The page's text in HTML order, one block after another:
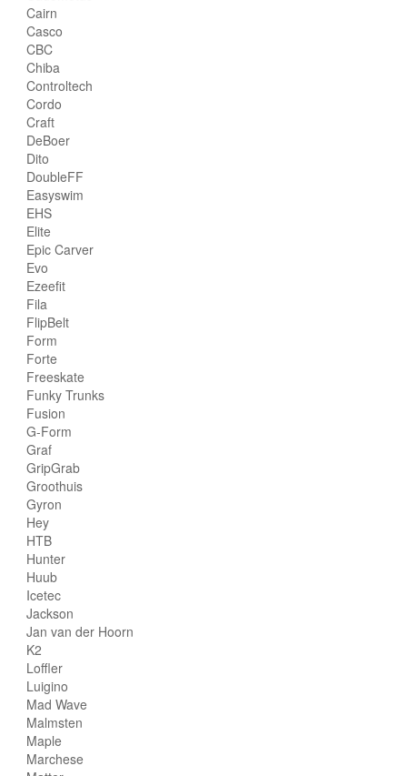
Cairn
Casco
CBC
Chiba
Controltech
Cordo
Craft
DeBoer
Dito
DoubleFF
Easyswim
EHS
Elite
Epic Carver
Evo
Ezeefit
Fila
FlipBelt
Form
Forte
Freeskate
Funky Trunks
Fusion
G-Form
Graf
GripGrab
Groothuis
Gyron
Hey
HTB
Hunter
Huub
Icetec
Jackson
Jan van der Hoorn
K2
Loffler
Luigino
Mad Wave
Malmsten
Maple
Marchese